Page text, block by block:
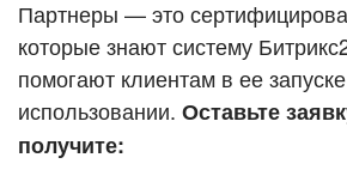
ВХОД
ВХОД
Смотреть
Партнеры — это
которые знают систему
помогают клиентам в ее
использовании. Оставьте
получите: